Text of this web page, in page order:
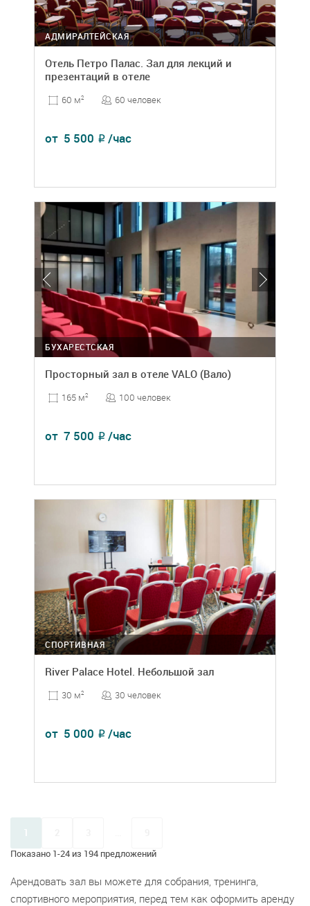
АДМИРАЛТЕЙСКАЯ
Отель Петро Палас. Зал для лекций и
презентаций в отеле
60 м2 60 человек
от 5 500 ₽ /час
БУХАРЕСТСКАЯ
Просторный зал в отеле VALO (Вало)
165 м2 100 человек
от 7 500 ₽ /час
СПОРТИВНАЯ
River Palace Hotel. Небольшой зал
30 м2 30 человек
от 5 000 ₽ /час
Показано 1-24 из 194 предложений
1
Арендовать зал вы можете для собрания, тренинга,
спортивного мероприятия, перед тем как оформить аренду